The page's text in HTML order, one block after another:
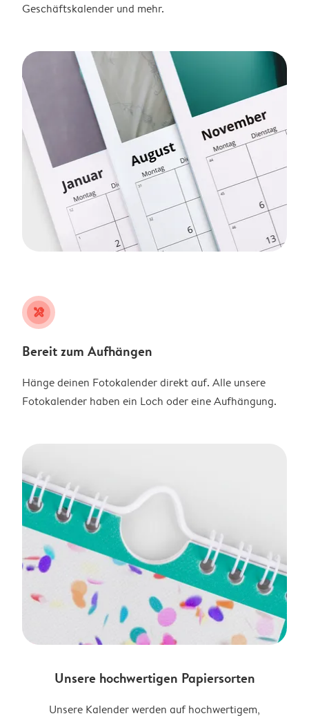
Geschäftskalender und mehr.
tools
Bereit zum Aufhängen
Hänge deinen Fotokalender direkt auf. Alle unsere
Fotokalender haben ein Loch oder eine Aufhängung.
Unsere hochwertigen Papiersorten
Unsere Kalender werden auf hochwertigem,